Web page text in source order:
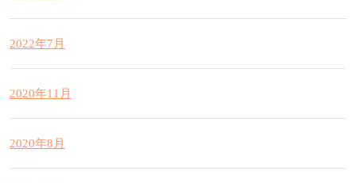
2022年7月
2020年11月
2020年8月